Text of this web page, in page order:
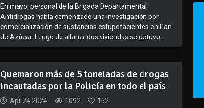
En mayo, personal de la Brigada Departamental
Antidrogas había comenzado una investigación por
comercialización de sustancias estupefacientes en Pan
de Azúcar. Luego de allanar dos viviendas se detuvo...
Quemaron más de 5 toneladas de drogas
incautadas por la Policía en todo el país
Apr 24 2024 1092
162